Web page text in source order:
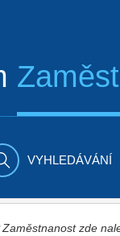
VYHLEDÁVÁNÍ
zde